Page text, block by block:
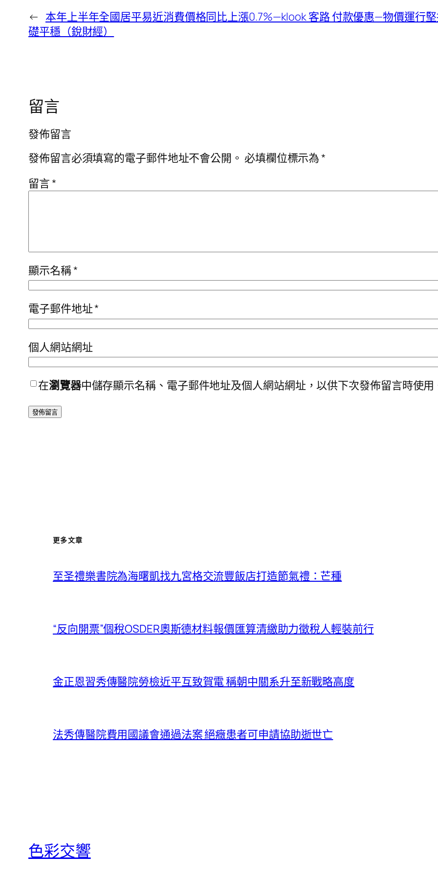
← 本年上半年全國居平易近消費價格同比上漲0.7%—klook 客路 付款優惠—物價運行
礎平穩（銳財經）
留言
發佈留言
發佈留言必須填寫的電子郵件地址不會公開。 必填欄位標示為*
留言*
顯示名稱*
電子郵件地址*
個人網站網址
在瀏覽器中儲存顯示名稱、電子郵件地址及個人網站網址，以供下次發佈留言時使用
更多文章
至圣禮樂書院為海曙凱找九宮格交流豐飯店打造節氣禮：芒種
“反向開票”個稅OSDER奧斯德材料報價匯算清繳助力徵稅人輕裝前行
金正恩習秀傳醫院勞檢近平互致賀電 稱朝中關系升至新戰略高度
法秀傳醫院費用國議會通過法案 絕癥患者可申請協助逝世亡
色彩交響